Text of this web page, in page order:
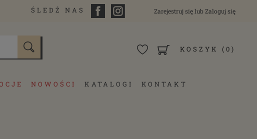
ŚLEDŹ NAS Zarejestruj sięlub Zaloguj się
KOSZYK (0)
NOWOŚCI KATALOGI KONTAKT